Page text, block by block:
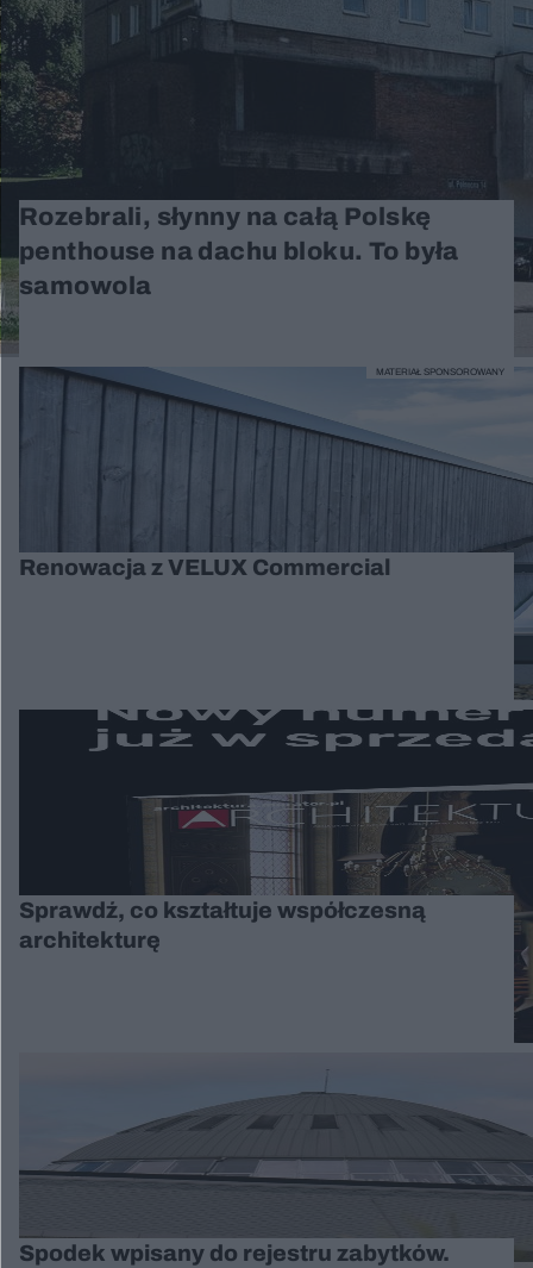
Rozebrali, słynny na całą Polskę
penthouse na dachu bloku. To była
samowola
Renowacja z VELUX Commercial
MATERIAŁ SPONSOROWANY
Sprawdź, co kształtuje współczesną
architekturę
Spodek wpisany do rejestru zabytków.